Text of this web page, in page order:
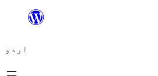
چھوڑیں
پر
جائیں
اردو